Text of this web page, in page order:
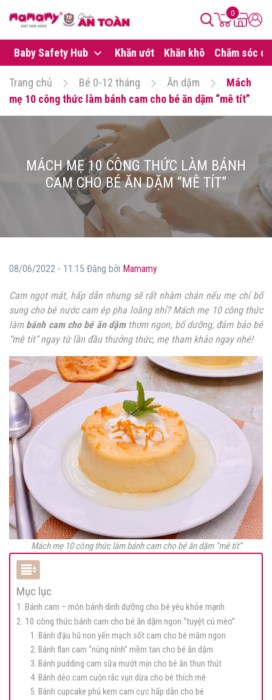
0
Baby Safety Hub Khăn ướt Khăn khô Chăm sóc da
Trang chủ Bé 0-12 tháng Ăn dặm
Mách
mẹ 10 công thức làm bánh cam cho bé ăn dặm “mê tít”
MÁCH MẸ 10 CÔNG THỨC LÀM BÁNH
CAM CHO BÉ ĂN DẶM “MÊ TÍT”
08/06/2022 - 11:15 Đăng bởi Mamamy
Cam ngọt mát, hấp dẫn nhưng sẽ rất nhàm chán nếu mẹ chỉ bổ
sung cho bé nước cam ép pha loãng nhỉ? Mách mẹ 10 công thức
làm bánh cam cho bé ăn dặmthơm ngon, bổ dưỡng, đảm bảo bé
“mê tít” ngay từ lần đầu thưởng thức, mẹ tham khảo ngay nhé!
Mách mẹ 10 công thức làm bánh cam cho bé ăn dặm “mê tít”
Mục lục
1. Bánh cam – món bánh dinh dưỡng cho bé yêu khỏe mạnh
2. 10 công thức bánh cam cho bé ăn dặm ngon “tuyệt cú mèo”
1. Bánh đậu hũ non yến mạch sốt cam cho bé măm ngon
2. Bánh flan cam “núng nính” mềm tan cho bé ăn dặm
3. Bánh pudding cam sữa mướt mịn cho bé ăn thun thút
4. Bánh dẻo cam cuộn rắc vụn dừa cho bé thích mê
5. Bánh cupcake phủ kem cam cực hấp dẫn cho bé